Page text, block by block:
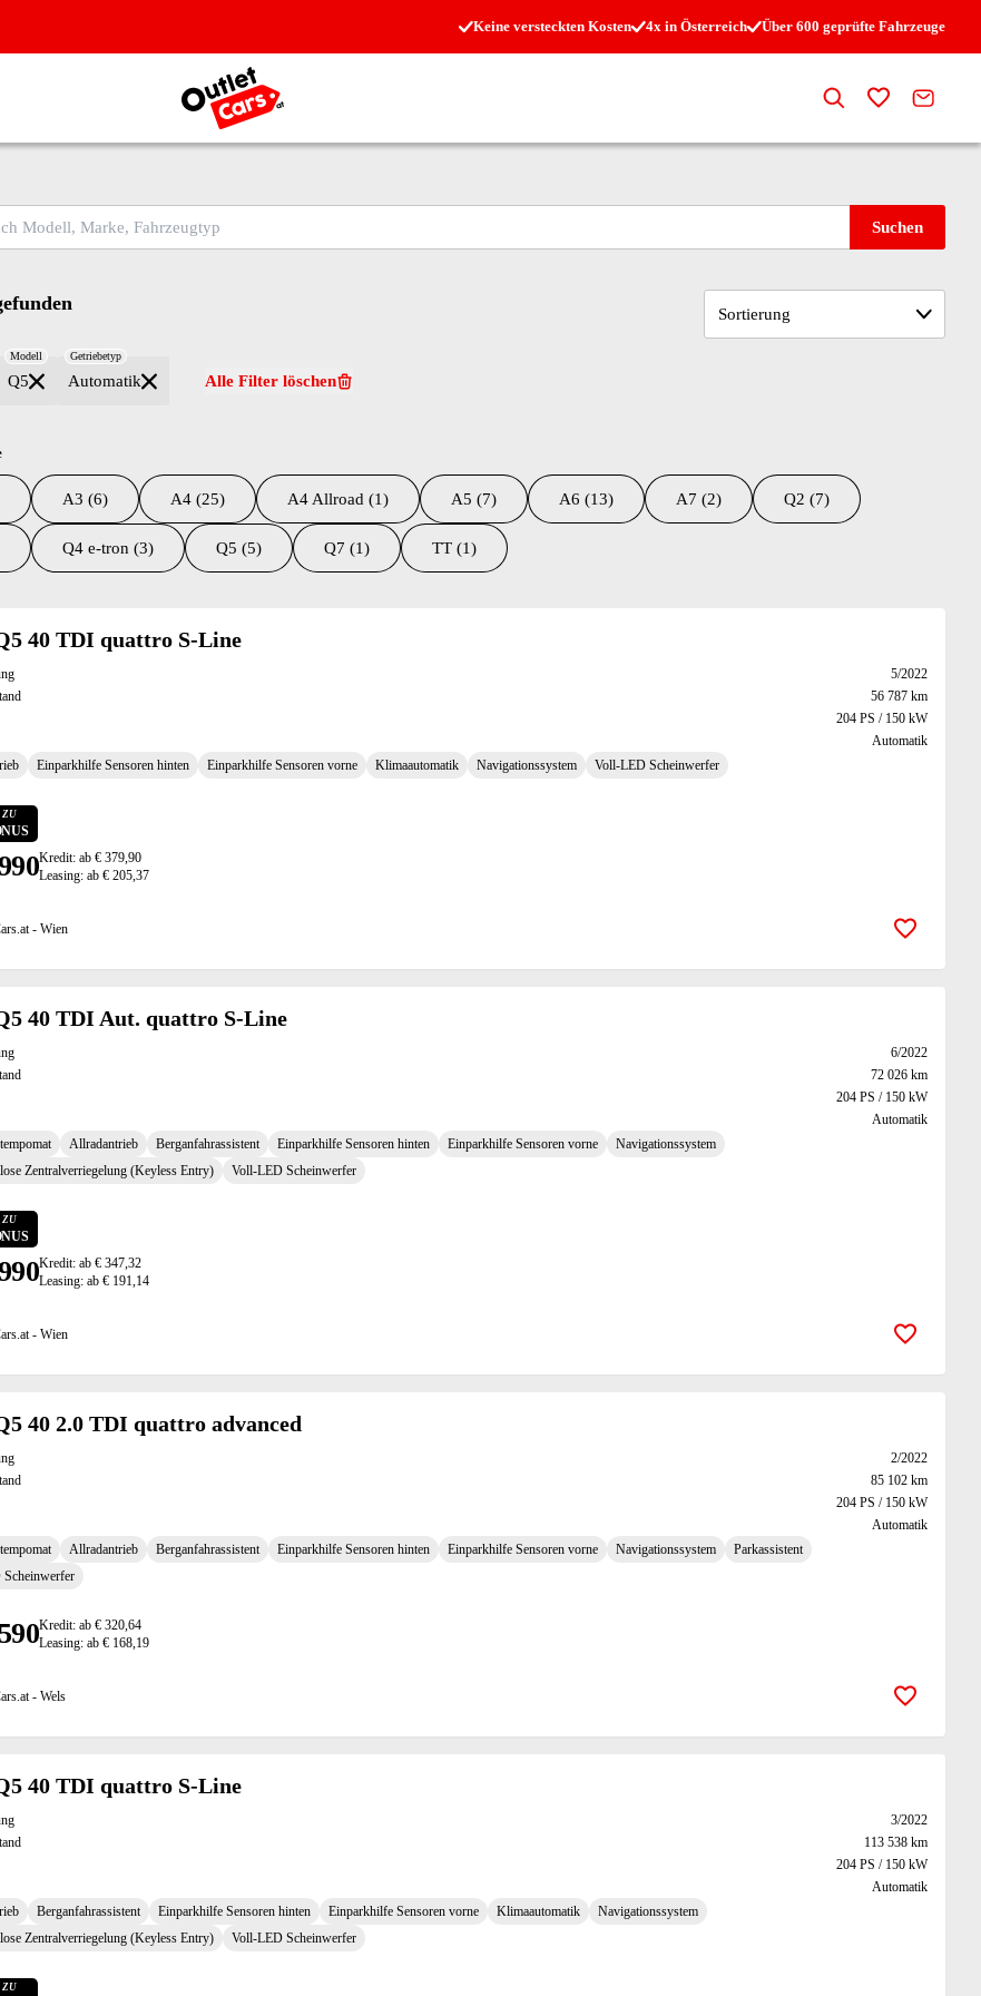
Keine versteckten Kosten 4x in Österreich Über 600 geprüfte Fahrzeuge
Zur Startseite
SucheZur
Suchen
Q5
Modell
Automatik
Getriebetyp
Alle Filter löschen
A3 (6) A4 (25) A4 Allroad (1) A5 (7) A6 (13) A7 (2) Q2 (7)
Q4 e-tron (3) Q5 (5) Q7 (1) TT (1)
40 TDI quattro S-Line
5/2022
56 787 km
204 PS / 150 kW
Automatik
Einparkhilfe Sensoren hinten Einparkhilfe Sensoren vorne Klimaautomatik Navigationssystem Voll-LED Scheinwerfer
ZU
Kredit: ab € 379,90
Leasing: ab € 205,37
- Wien Zur
40 TDI Aut. quattro S-Line
6/2022
72 026 km
204 PS / 150 kW
Automatik
Allradantrieb Berganfahrassistent Einparkhilfe Sensoren hinten Einparkhilfe Sensoren vorne
Navigationssystem
Zentralverriegelung (Keyless Entry)
Voll-LED Scheinwerfer
ZU
Kredit: ab € 347,32
Leasing: ab € 191,14
- Wien Zur
40 2.0 TDI quattro advanced
2/2022
85 102 km
204 PS / 150 kW
Automatik
Allradantrieb Berganfahrassistent Einparkhilfe Sensoren hinten Einparkhilfe Sensoren vorne Navigationssystem
Parkassistent
Kredit: ab € 320,64
Leasing: ab € 168,19
- Wels Zur
40 TDI quattro S-Line
3/2022
113 538 km
204 PS / 150 kW
Automatik
Berganfahrassistent Einparkhilfe Sensoren hinten Einparkhilfe Sensoren vorne Klimaautomatik
Navigationssystem
Zentralverriegelung (Keyless Entry)
Voll-LED Scheinwerfer
ZU